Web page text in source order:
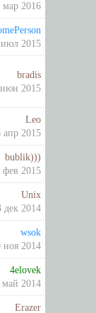
мар 2016
июл 2015
bradis
2015
Leo
апр 2015
bublik)))
фев 2015
Unix
дек 2014
wsok
ноя 2014
4elovek
май 2014
Erazer